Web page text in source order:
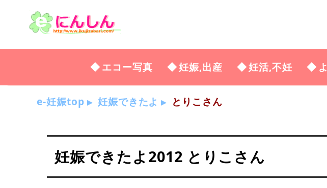
エコー写真 妊娠,出産 妊活,不妊
e-妊娠top 妊娠できたよ とりこさん
妊娠できたよ2012 とりこさん